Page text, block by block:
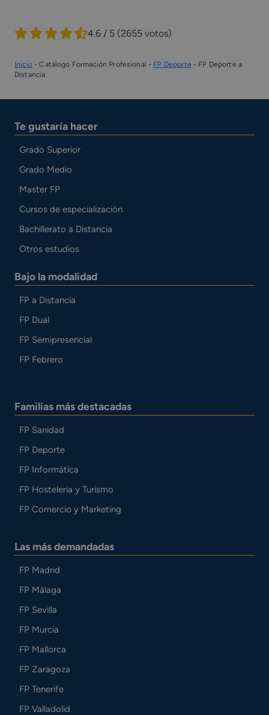
4.6 / 5 (2655 votos)
Inicio-Catálogo Formación Profesional - FP Deporte - FP Deporte a
Distancia
Te gustaría hacer
Grado Superior
Grado Medio
Master FP
Cursos de especialización
Bachillerato a Distancia
Otros estudios
Bajo la modalidad
FP a Distancia
FP Dual
FP Semipresencial
FP Febrero
Familias más destacadas
FP Sanidad
FP Deporte
FP Informática
FP Hostelería y Turismo
FP Comercio y Marketing
Las más demandadas
FP Madrid
FP Málaga
FP Sevilla
FP Murcia
FP Mallorca
FP Zaragoza
FP Tenerife
FP Valladolid